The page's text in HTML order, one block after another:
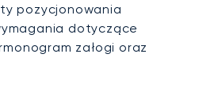
pozycjonowania
dotyczące
załogi oraz